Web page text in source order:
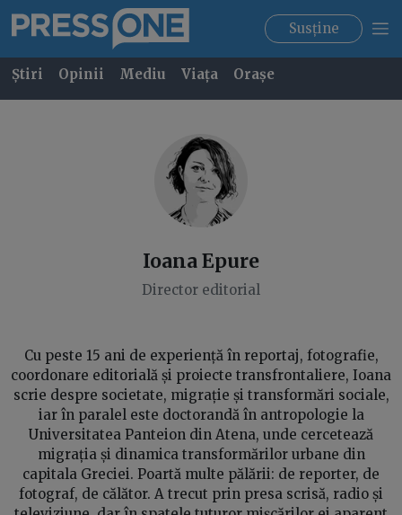
Susține
Știri Opinii Mediu Viața Orașe
IoanaEpure
Director editorial
Cu peste 15 ani de experiență în reportaj, fotografie,
coordonare editorială și proiecte transfrontaliere, Ioana
scrie despre societate, migrație și transformări sociale,
iar în paralel este doctorandă în antropologie la
Universitatea Panteion din Atena, unde cercetează
migrația și dinamica transformărilor urbane din
capitala Greciei. Poartă multe pălării: de reporter, de
fotograf, de călător. A trecut prin presa scrisă, radio și